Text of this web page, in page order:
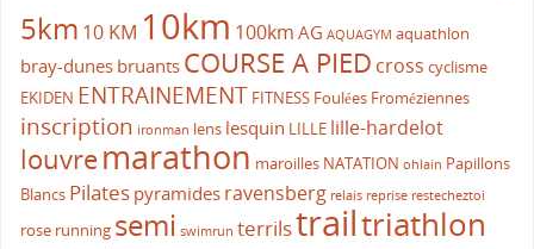
5km 10 KM 10km 100km AG AQUAGYM aquathlon
bray-dunes bruants COURSE A PIED cross cyclisme
EKIDEN ENTRAINEMENT FITNESS Foulées Froméziennes
inscription ironman lens lesquin LILLE lille-hardelot
louvremarathon maroilles NATATION ohlain Papillons
Blancs Pilates pyramides ravensberg relais reprise restecheztoi
rose running semi swimrun terrilstrailtriathlon